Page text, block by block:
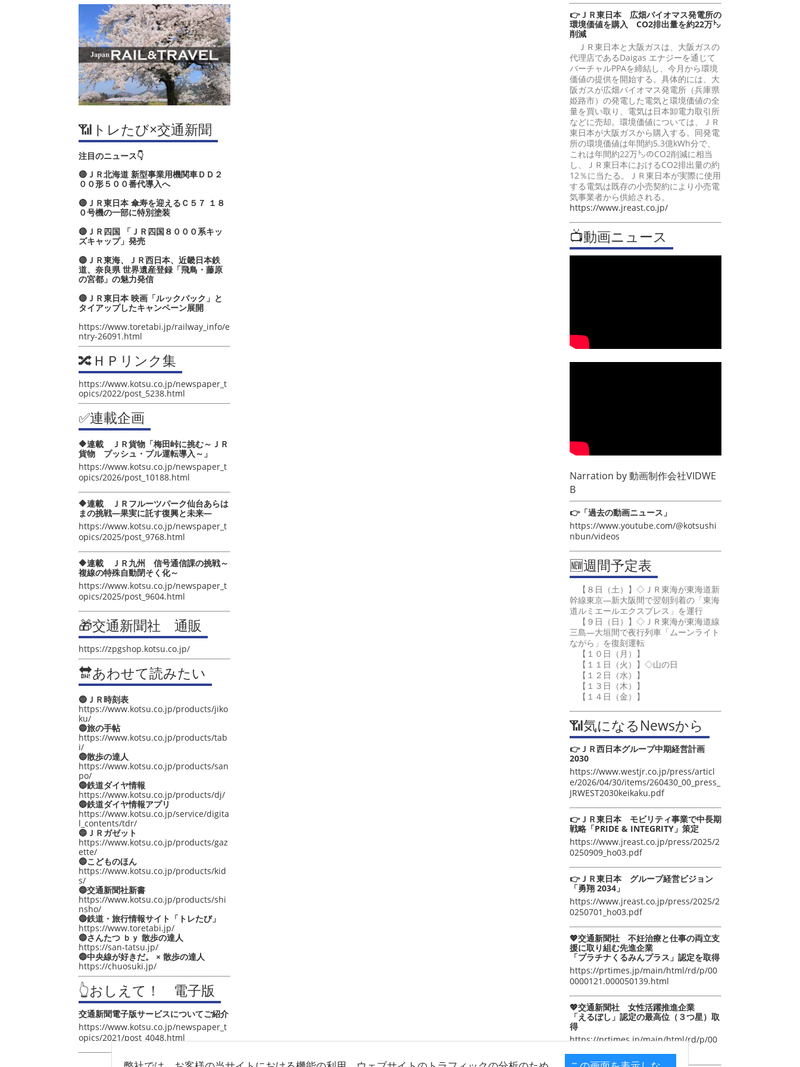
📶トレたび×交通新聞
注目のニュース👇
🔴ＪＲ北海道 新型事業用機関車ＤＤ２
００形５００番代導入へ
🔴ＪＲ東日本 傘寿を迎えるＣ５７ １８
０号機の一部に特別塗装
🔴ＪＲ四国 「ＪＲ四国８０００系キッ
ズキャップ」発売
🔴ＪＲ東海、ＪＲ西日本、近畿日本鉄
道、奈良県 世界遺産登録「飛鳥・藤原
の宮都」の魅力発信
🔴ＪＲ東日本 映画「ルックバック」と
タイアップしたキャンペーン展開
https://www.toretabi.jp/railway_info/e
ntry-26091.html
🔀ＨＰリンク集
https://www.kotsu.co.jp/newspaper_t
opics/2022/post_5238.html
✅連載企画
🔶連載 ＪＲ貨物「梅田峠に挑む～ＪＲ
貨物 プッシュ・プル運転導入～」
https://www.kotsu.co.jp/newspaper_t
opics/2026/post_10188.html
🔶連載 ＪＲフルーツパーク仙台あらは
まの挑戦―果実に託す復興と未来―
https://www.kotsu.co.jp/newspaper_t
opics/2025/post_9768.html
🔶連載 ＪＲ九州 信号通信課の挑戦～
複線の特殊自動閉そく化～
https://www.kotsu.co.jp/newspaper_t
opics/2025/post_9604.html
🎁交通新聞社 通販
https://zpgshop.kotsu.co.jp/
🔛あわせて読みたい
🔵ＪＲ時刻表
https://www.kotsu.co.jp/products/jiko
ku/
🔵旅の手帖
https://www.kotsu.co.jp/products/tab
i/
🔵散歩の達人
https://www.kotsu.co.jp/products/san
po/
🔵鉄道ダイヤ情報
https://www.kotsu.co.jp/products/dj/
🔵鉄道ダイヤ情報アプリ
https://www.kotsu.co.jp/service/digita
l_contents/tdr/
🔵ＪＲガゼット
https://www.kotsu.co.jp/products/gaz
ette/
🔵こどものほん
https://www.kotsu.co.jp/products/kid
s/
🔵交通新聞社新書
https://www.kotsu.co.jp/products/shi
nsho/
🔵鉄道・旅行情報サイト「トレたび」
https://www.toretabi.jp/
🔵さんたつ ｂｙ 散歩の達人
https://san-tatsu.jp/
🔵中央線が好きだ。 × 散歩の達人
https://chuosuki.jp/
👆おしえて！ 電子版
交通新聞電子版サービスについてご紹介
https://www.kotsu.co.jp/newspaper_t
opics/2021/post_4048.html
👉ＪＲ東日本 広畑バイオマス発電所の
環境価値を購入 CO2排出量を約22万㌧
削減
ＪＲ東日本と大阪ガスは、大阪ガスの
代理店であるDaigas エナジーを通じて
バーチャルPPAを締結し、今月から環境
価値の提供を開始する。具体的には、大
阪ガスが広畑バイオマス発電所（兵庫県
姫路市）の発電した電気と環境価値の全
量を買い取り、電気は日本卸電力取引所
などに売却。環境価値については、ＪＲ
東日本が大阪ガスから購入する。同発電
所の環境価値は年間約5.3億kWh分で、
これは年間約22万㌧のCO2削減に相当
し、ＪＲ東日本におけるCO2排出量の約
12％に当たる。ＪＲ東日本が実際に使用
する電気は既存の小売契約により小売電
気事業者から供給される。
https://www.jreast.co.jp/
📺動画ニュース
Narration by動画制作会社VIDWE
B
👉「過去の動画ニュース」
https://www.youtube.com/@kotsushi
nbun/videos
🆕週間予定表
【８日（土）】◇ＪＲ東海が東海道新
幹線東京―新大阪間で翌朝到着の「東海
道ルミエールエクスプレス」を運行
【９日（日）】◇ＪＲ東海が東海道線
三島―大垣間で夜行列車「ムーンライト
ながら」を復刻運転
【１０日（月）】
【１１日（火）】◇山の日
【１２日（水）】
【１３日（木）】
【１４日（金）】
📶気になるNewsから
👉ＪＲ西日本グループ中期経営計画
2030
https://www.westjr.co.jp/press/articl
e/2026/04/30/items/260430_00_press_
JRWEST2030keikaku.pdf
👉ＪＲ東日本 モビリティ事業で中長期
戦略「PRIDE & INTEGRITY」策定
https://www.jreast.co.jp/press/2025/2
0250909_ho03.pdf
👉ＪＲ東日本 グループ経営ビジョン
「勇翔 2034」
https://www.jreast.co.jp/press/2025/2
0250701_ho03.pdf
💖交通新聞社 不妊治療と仕事の両立支
援に取り組む先進企業
「プラチナくるみんプラス」認定を取得
https://prtimes.jp/main/html/rd/p/00
0000121.000050139.html
💖交通新聞社 女性活躍推進企業
「えるぼし」認定の最高位（３つ星）取
得
https://prtimes.jp/main/html/rd/p/00